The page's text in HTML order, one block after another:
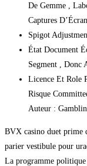
De Gemme ,
Captures
Spigot
État Document
Segment , Donc
Licence Et Role
Risque
Auteur :
BVX casino duet prime
parier vestibule pour
La programme